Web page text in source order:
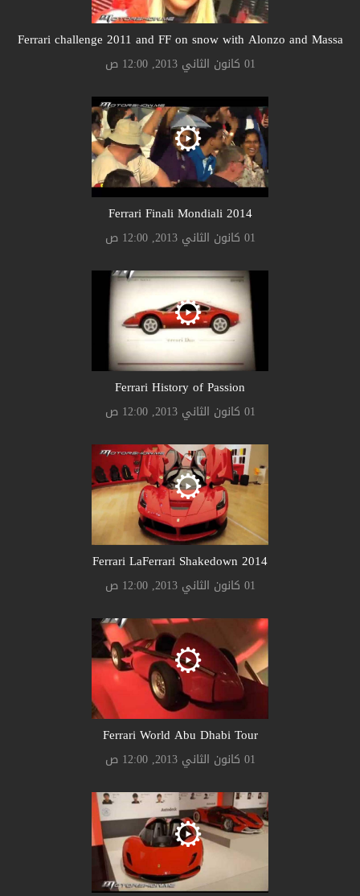
Ferrari challenge 2011 and FF on snow with Alonzo and Massa
01 كانون الثاني 2013, 12:00 ص
Ferrari Finali Mondiali 2014
01 كانون الثاني 2013, 12:00 ص
Ferrari History of Passion
01 كانون الثاني 2013, 12:00 ص
Ferrari LaFerrari Shakedown 2014
01 كانون الثاني 2013, 12:00 ص
Ferrari World Abu Dhabi Tour
01 كانون الثاني 2013, 12:00 ص